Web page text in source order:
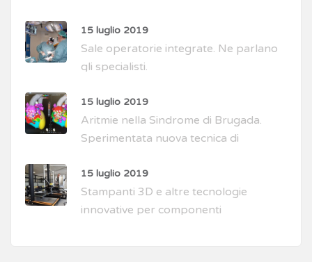
15 luglio 2019
Sale operatorie integrate. Ne parlano
gli specialisti.
15 luglio 2019
Aritmie nella Sindrome di Brugada.
Sperimentata nuova tecnica di
15 luglio 2019
Stampanti 3D e altre tecnologie
innovative per componenti